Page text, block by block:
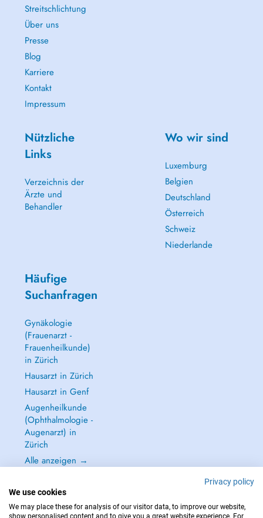
Streitschlichtung
Über uns
Presse
Blog
Karriere
Kontakt
Impressum
Nützliche
Links
Verzeichnis der
Ärzte und
Behandler
Wo wir sind
Luxemburg
Belgien
Deutschland
Österreich
Schweiz
Niederlande
Häufige
Suchanfragen
Gynäkologie
(Frauenarzt -
Frauenheilkunde)
in Zürich
Hausarzt in Zürich
Hausarzt in Genf
Augenheilkunde
(Ophthalmologie -
Augenarzt) in
Zürich
Alle anzeigen →
Privacy policy
We use cookies
We may place these for analysis of our visitor data, to improve our website,
show personalised content and to give you a great website experience. For